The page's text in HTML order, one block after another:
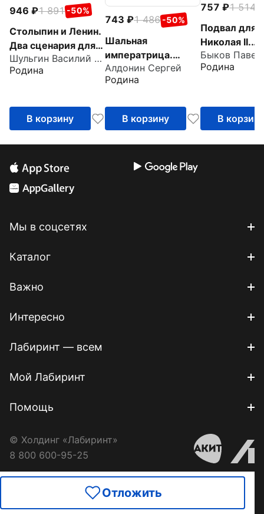
Отложить
946 1 891 -50%
Столыпин и Ленин.
Два сценария для
России
Шульгин Василий Витальевич
Родина
В корзину
743 1 486 -50%
Шальная
императрица.
Легенды и
анекдоты о
Алдонин Сергей
Родина
В корзину
757 1 514
Подвал для
Николая II.
Мемуары
Родина
В корзину
Мы в соцсетях
Каталог
Важно
Интересно
Лабиринт — всем
Мой Лабиринт
Помощь
© Холдинг «Лабиринт»
8 800 600-95-25